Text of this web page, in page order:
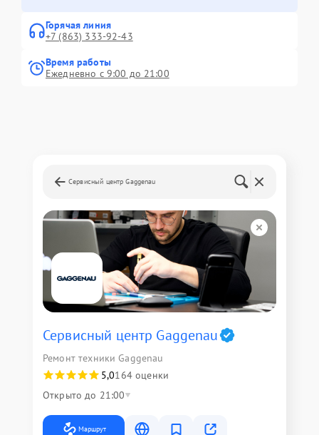
Горячая линия
+7 (863) 333-92-43
Время работы
Ежедневно с 9:00 до 21:00
Сервисный центр Gaggenau
Сервисный центр Gaggenau
Ремонт техники Gaggenau
5,0164 оценки
Открыто до 21:00
Маршрут